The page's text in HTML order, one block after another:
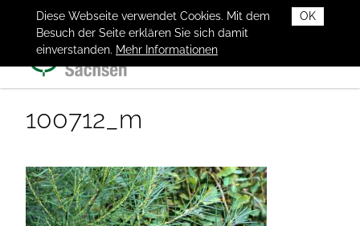
OK
Diese Webseite verwendet Cookies. Mit dem
Besuch der Seite erklären Sie sich damit
einverstanden. Mehr Informationen
100712_m